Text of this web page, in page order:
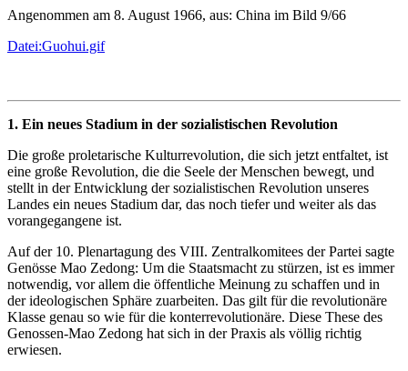
Angenommen am 8. August 1966, aus: China im Bild 9/66
Datei:Guohui.gif
1. Ein neues Stadium in der sozialistischen Revolution
Die große proletarische Kulturrevolution, die sich jetzt entfaltet, ist
eine große Revolution, die die Seele der Menschen bewegt, und
stellt in der Entwicklung der sozialistischen Revolution unseres
Landes ein neues Stadium dar, das noch tiefer und weiter als das
vorangegangene ist.
Auf der 10. Plenartagung des VIII. Zentralkomitees der Partei sagte
Genösse Mao Zedong: Um die Staatsmacht zu stürzen, ist es immer
notwendig, vor allem die öffentliche Meinung zu schaffen und in
der ideologischen Sphäre zuarbeiten. Das gilt für die revolutionäre
Klasse genau so wie für die konterrevolutionäre. Diese These des
Genossen-Mao Zedong hat sich in der Praxis als völlig richtig
erwiesen.